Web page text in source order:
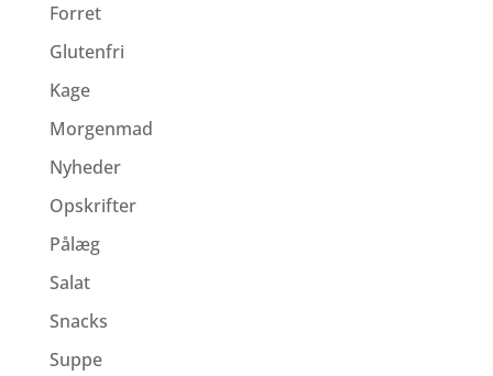
Forret
Glutenfri
Kage
Morgenmad
Nyheder
Opskrifter
Pålæg
Salat
Snacks
Suppe